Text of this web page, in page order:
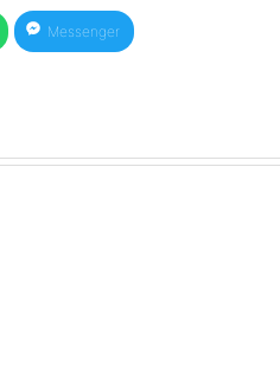
Messenger